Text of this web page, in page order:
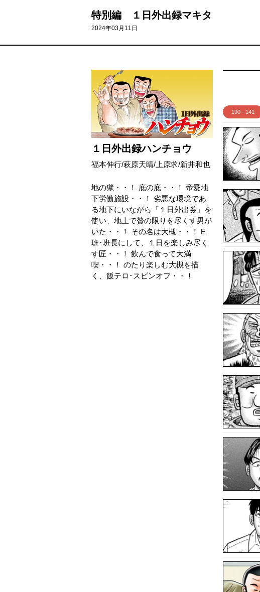
特別編 １日外出録マキタ
2024年03月11日
１日外出録ハンチョウ
福本伸行/萩原天晴/ 上原求/新井和也
地の獄・・！ 底の底・・！ 帝愛地
下労働施設・・！ 劣悪な環境であ
る地下にいながら「１日外出券」を
使い、地上で贅の限りを尽くす男が
いた・・！ その名は大槻・・！ E
班･班長にして、１日を楽しみ尽く
す匠・・！ 飲んで食って大満
喫・・！ のたり楽しむ大槻を描
く、飯テロ･スピンオフ・・！
190 - 141